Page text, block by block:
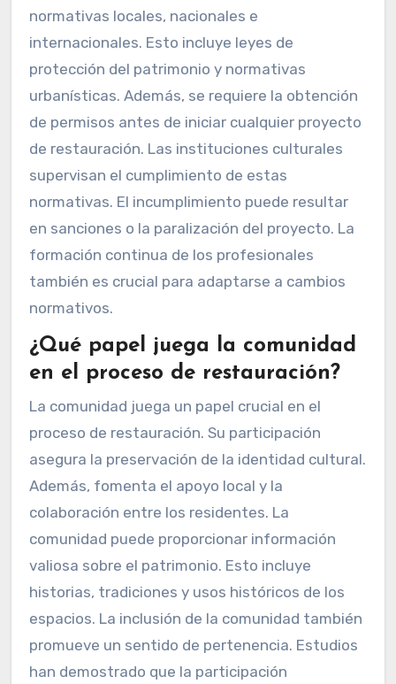
normativas locales, nacionales e
internacionales. Esto incluye leyes de
protección del patrimonio y normativas
urbanísticas. Además, se requiere la obtención
de permisos antes de iniciar cualquier proyecto
de restauración. Las instituciones culturales
supervisan el cumplimiento de estas
normativas. El incumplimiento puede resultar
en sanciones o la paralización del proyecto. La
formación continua de los profesionales
también es crucial para adaptarse a cambios
normativos.
¿Qué papel juega la comunidad
en el proceso de restauración?
La comunidad juega un papel crucial en el
proceso de restauración. Su participación
asegura la preservación de la identidad cultural.
Además, fomenta el apoyo local y la
colaboración entre los residentes. La
comunidad puede proporcionar información
valiosa sobre el patrimonio. Esto incluye
historias, tradiciones y usos históricos de los
espacios. La inclusión de la comunidad también
promueve un sentido de pertenencia. Estudios
han demostrado que la participación